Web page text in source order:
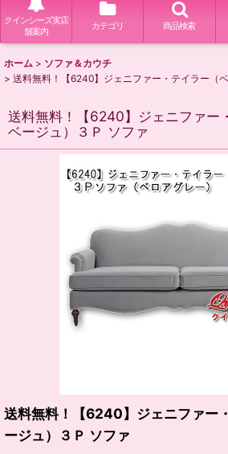
クインシーズ実店
舗案内
カテゴリ 商品検索
ホーム > ソファ＆カウチ
> 送料無料！【6240】ジェニファー・テイラー（
送料無料！【6240】ジェニファー
ベージュ）３Ｐ ソファ
送料無料！【6240】ジェニファー
ージュ）３Ｐ ソファ